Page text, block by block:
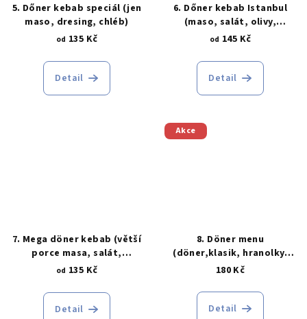
5. Dőner kebab speciál (jen
maso, dresing, chléb)
od 135 Kč
Detail
6. Dőner kebab Istanbul
(maso, salát, olivy,
feferonky, sýr, dresing,
od 145 Kč
Detail
7. Mega döner kebab (větší
porce masa, salát,
dresing, chléb)
od 135 Kč
Detail
Akce
8. Döner menu
(döner,klasik, hranolky,
0,33l cola)
180 Kč
Detail